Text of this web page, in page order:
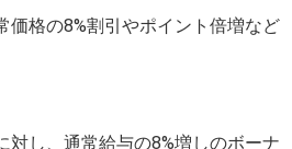
価格の8%割引やポイント倍増など
対し、通常給与の8%増しのボーナ